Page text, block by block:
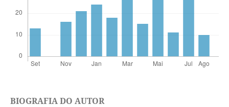
BIOGRAFIA DO AUTOR